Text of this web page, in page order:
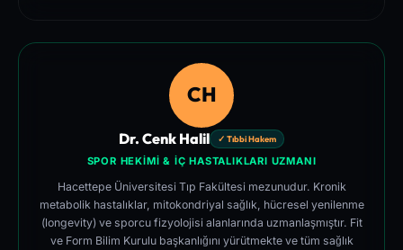
CH
Dr. Cenk Halil ✓ Tıbbi Hakem
SPOR HEKIMI & İÇ HASTALIKLARI UZMANI
Hacettepe Üniversitesi Tıp Fakültesi mezunudur. Kronik
metabolik hastalıklar, mitokondriyal sağlık, hücresel yenilenme
(longevity) ve sporcu fizyolojisi alanlarında uzmanlaşmıştır. Fit
ve Form Bilim Kurulu başkanlığını yürütmekte ve tüm sağlık